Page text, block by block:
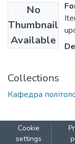
No
Thumbnail
Available
Collections
Кафедра
Cookie
settings